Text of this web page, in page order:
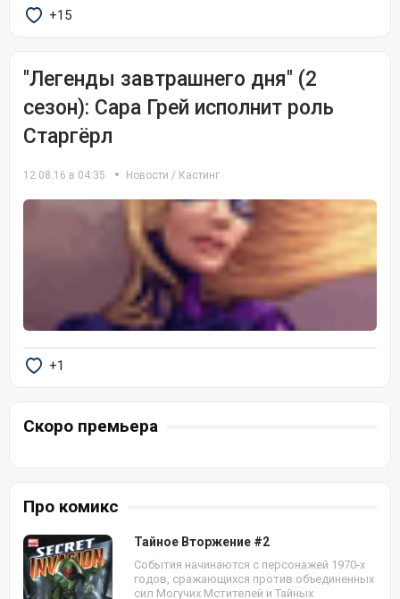
+15
"Легенды завтрашнего дня" (2
сезон): Сара Грей исполнит роль
Старгёрл
12.08.16 в 04:35 Новости / Кастинг
+1
Скоро премьера
Про комикс
Тайное Вторжение #2
События начинаются с персонажей 1970-х
годов, сражающихся против объединенных
сил Могучих Мстителей и Тайных